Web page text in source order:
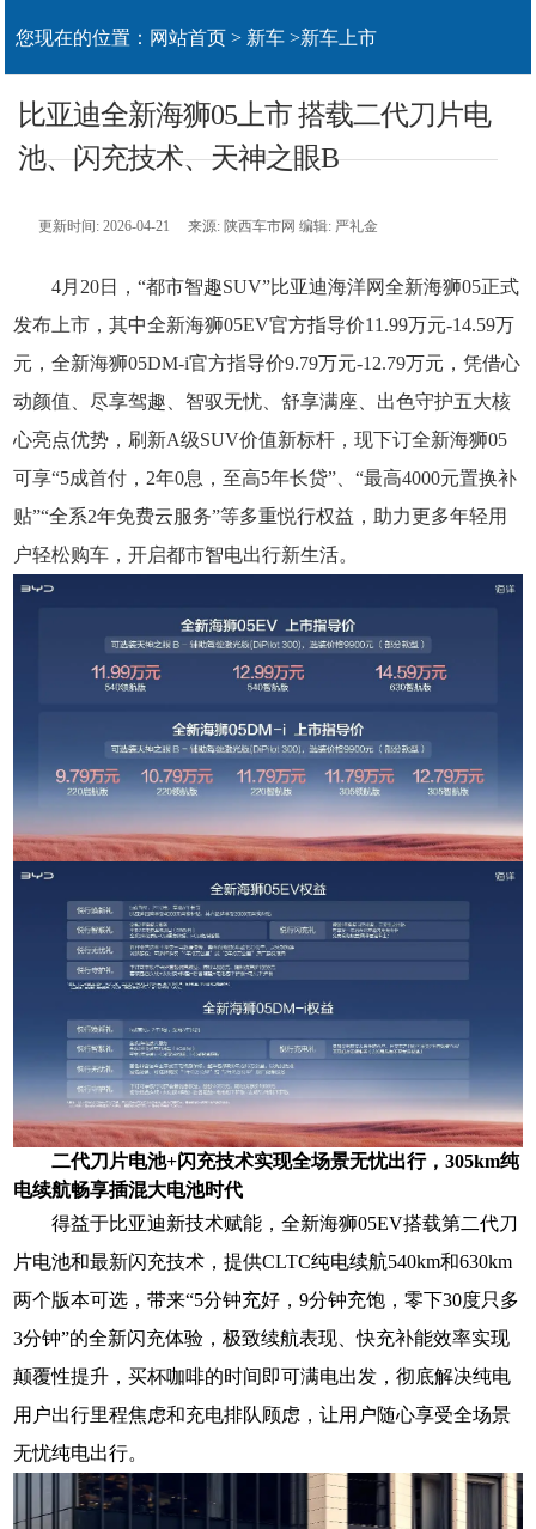
您现在的位置： 网站首页 > 新车 >新车上市
比亚迪全新海狮05上市 搭载二代刀片电
池、闪充技术、天神之眼B
更新时间: 2026-04-21 来源: 陕西车市网 编辑: 严礼金
4月20日，“都市智趣SUV”比亚迪海洋网全新海狮05正式
发布上市，其中全新海狮05EV官方指导价11.99万元-14.59万
元，全新海狮05DM-i官方指导价9.79万元-12.79万元，凭借心
动颜值、尽享驾趣、智驭无忧、舒享满座、出色守护五大核
心亮点优势，刷新A级SUV价值新标杆，现下订全新海狮05
可享“5成首付，2年0息，至高5年长贷”、“最高4000元置换补
贴”“全系2年免费云服务”等多重悦行权益，助力更多年轻用
户轻松购车，开启都市智电出行新生活。
二代刀片电池+闪充技术实现全场景无忧出行，305km纯
电续航畅享插混大电池时代
得益于比亚迪新技术赋能，全新海狮05EV搭载第二代刀
片电池和最新闪充技术，提供CLTC纯电续航540km和630km
两个版本可选，带来“5分钟充好，9分钟充饱，零下30度只多
3分钟”的全新闪充体验，极致续航表现、快充补能效率实现
颠覆性提升，买杯咖啡的时间即可满电出发，彻底解决纯电
用户出行里程焦虑和充电排队顾虑，让用户随心享受全场景
无忧纯电出行。